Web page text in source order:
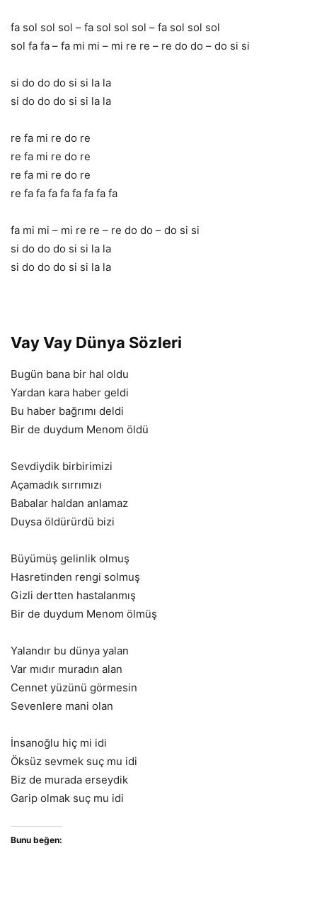
fa sol sol sol – fa sol sol sol – fa sol sol sol
sol fa fa – fa mi mi – mi re re – re do do – do si si
si do do do si si la la
si do do do si si la la
re fa mi re do re
re fa mi re do re
re fa mi re do re
re fa fa fa fa fa fa fa fa
fa mi mi – mi re re – re do do – do si si
si do do do si si la la
si do do do si si la la
Vay Vay Dünya Sözleri
Bugün bana bir hal oldu
Yardan kara haber geldi
Bu haber bağrımı deldi
Bir de duydum Menom öldü
Sevdiydik birbirimizi
Açamadık sırrımızı
Babalar haldan anlamaz
Duysa öldürürdü bizi
Büyümüş gelinlik olmuş
Hasretinden rengi solmuş
Gizli dertten hastalanmış
Bir de duydum Menom ölmüş
Yalandır bu dünya yalan
Var mıdır muradın alan
Cennet yüzünü görmesin
Sevenlere mani olan
İnsanoğlu hiç mi idi
Öksüz sevmek suç mu idi
Biz de murada erseydik
Garip olmak suç mu idi
Bunu beğen: